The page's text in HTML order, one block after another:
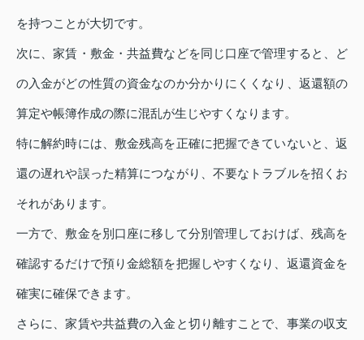
を持つことが大切です。
次に、家賃・敷金・共益費などを同じ口座で管理すると、ど
の入金がどの性質の資金なのか分かりにくくなり、返還額の
算定や帳簿作成の際に混乱が生じやすくなります。
特に解約時には、敷金残高を正確に把握できていないと、返
還の遅れや誤った精算につながり、不要なトラブルを招くお
それがあります。
一方で、敷金を別口座に移して分別管理しておけば、残高を
確認するだけで預り金総額を把握しやすくなり、返還資金を
確実に確保できます。
さらに、家賃や共益費の入金と切り離すことで、事業の収支